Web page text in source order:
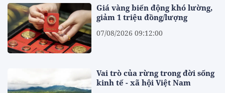
Giá vàng biến động khó lường,
giảm 1 triệu đồng/lượng
07/08/2026 09:12:00
Vai trò của rừng trong đời sống
kinh tế - xã hội Việt Nam